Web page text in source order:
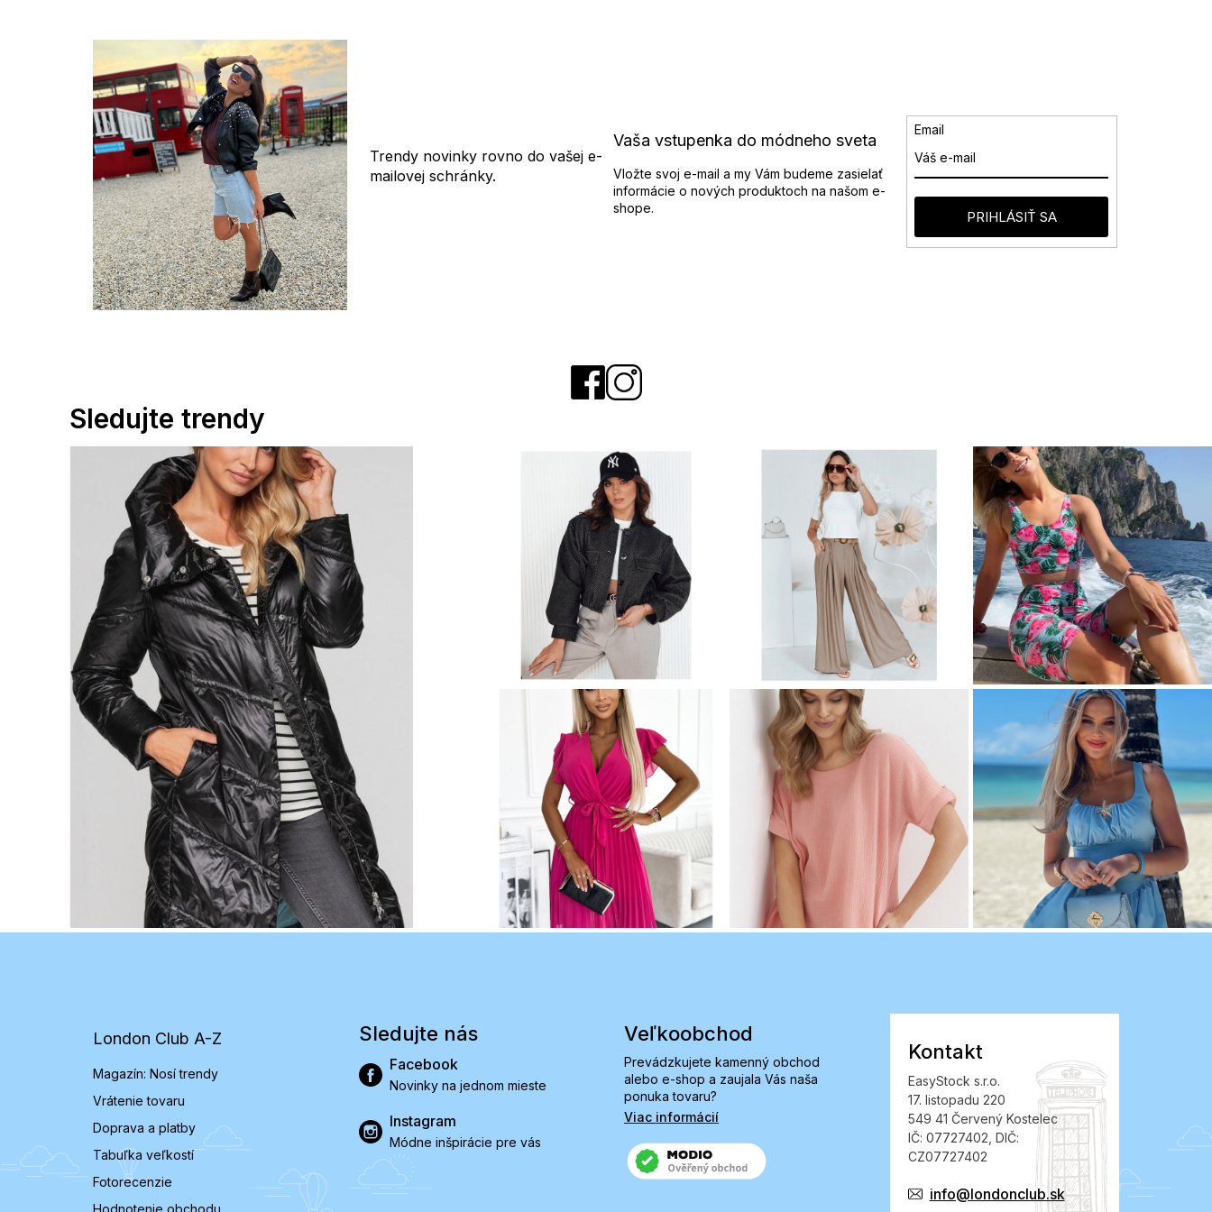
Trendy novinky rovno do vašej e-
mailovej schránky.
Vaša vstupenka do módneho sveta
Vložte svoj e-mail a my Vám budeme zasielať
informácie o nových produktoch na našom e-
shope.
Email
PRIHLÁSIŤ SA
London Club A-Z
Magazín: Nosí trendy
Vrátenie tovaru
Doprava a platby
Tabuľka veľkostí
Fotorecenzie
Sledujte nás
Facebook
Novinky na jednom mieste
Instagram
Módne inšpirácie pre vás
Veľkoobchod
Prevádzkujete kamenný obchod
alebo e-shop a zaujala Vás naša
ponuka tovaru?
Viac informácií
Kontakt
EasyStock s.r.o.
17. listopadu 220
549 41 Červený Kostelec
IČ: 07727402, DIČ:
CZ07727402
info@londonclub.sk